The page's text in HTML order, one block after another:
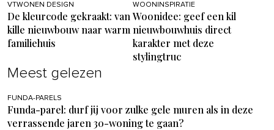
VTWONEN DESIGN
De kleurcode gekraakt: van
kille nieuwbouw naar warm
familiehuis
WOONINSPIRATIE
Woonidee: geef een kil
nieuwbouwhuis direct
karakter met deze
stylingtruc
Meest gelezen
FUNDA-PARELS
Funda-parel: durf jij voor zulke gele muren als in deze
verrassende jaren 30-woning te gaan?